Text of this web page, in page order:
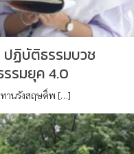
ปฏิบัติธรรมบวช
รมยุค 4.0
านรังสฤษดิ์พ […]